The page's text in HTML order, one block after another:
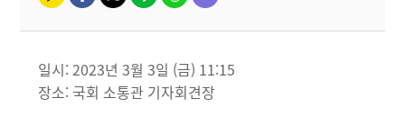
일시: 2023년 3월 3일 (금) 11:15
장소: 국회 소통관 기자회견장